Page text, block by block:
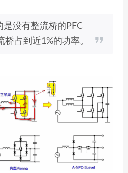
是没有整流桥的PFC
桥占到近1%的功率。